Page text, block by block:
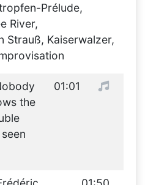
Prélude,
River,
Strauß, Kaiserwalzer,
the
01:01